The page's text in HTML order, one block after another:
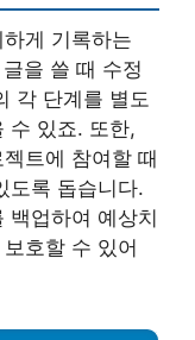
게 기록하는
을 쓸 때 수정
각 단계를 별도
수 있죠. 또한,
트에 참여할 때
도록 돕습니다.
백업하여 예상치
호할 수 있어